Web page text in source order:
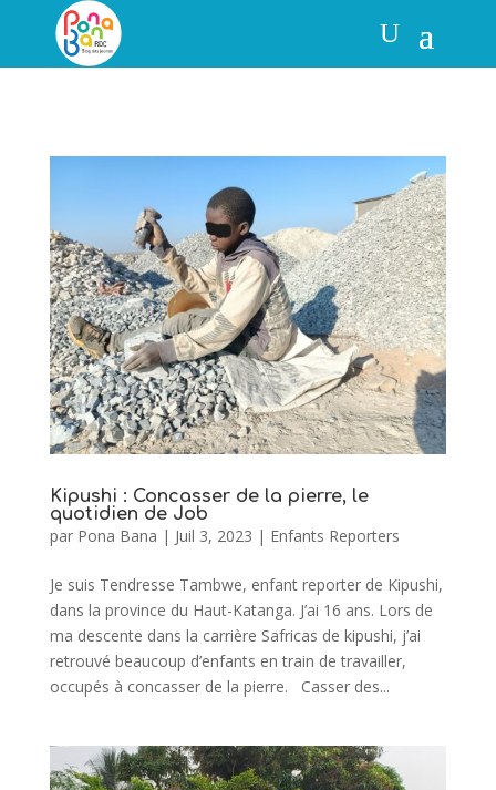
Kipushi : Concasser de la pierre, le
quotidien de Job
par Pona Bana | Juil 3, 2023 | Enfants Reporters
Je suis Tendresse Tambwe, enfant reporter de Kipushi,
dans la province du Haut-Katanga. J’ai 16 ans. Lors de
ma descente dans la carrière Safricas de kipushi, j’ai
retrouvé beaucoup d’enfants en train de travailler,
occupés à concasser de la pierre. Casser des...